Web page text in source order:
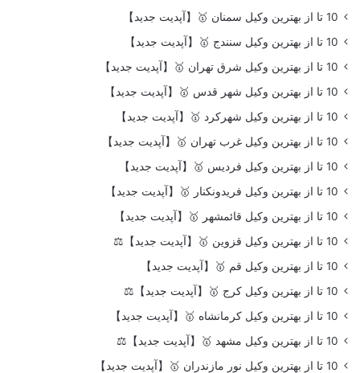
10 تا از بهترین وکیل سمنان 🥇【آپدیت جدید】
10 تا از بهترین وکیل سنندج 🥇【آپدیت جدید】
10 تا از بهترین وکیل شرق تهران 🥇【آپدیت جدید】
10 تا از بهترین وکیل شهر قدس 🥇【آپدیت جدید】
10 تا از بهترین وکیل شهرکرد 🥇【آپدیت جدید】
10 تا از بهترین وکیل غرب تهران 🥇【آپدیت جدید】
10 تا از بهترین وکیل فردیس 🥇【آپدیت جدید】
10 تا از بهترین وکیل فریدونکنار 🥇【آپدیت جدید】
10 تا از بهترین وکیل قائمشهر 🥇【آپدیت جدید】
10 تا از بهترین وکیل قزوین 🥇【آپدیت جدید】⚖️
10 تا از بهترین وکیل قم 🥇【آپدیت جدید】
10 تا از بهترین وکیل کرج 🥇【آپدیت جدید】⚖️
10 تا از بهترین وکیل کرمانشاه 🥇【آپدیت جدید】
10 تا از بهترین وکیل مشهد 🥇【آپدیت جدید】⚖️
10 تا از بهترین وکیل نور مازندران 🥇【آپدیت جدید】